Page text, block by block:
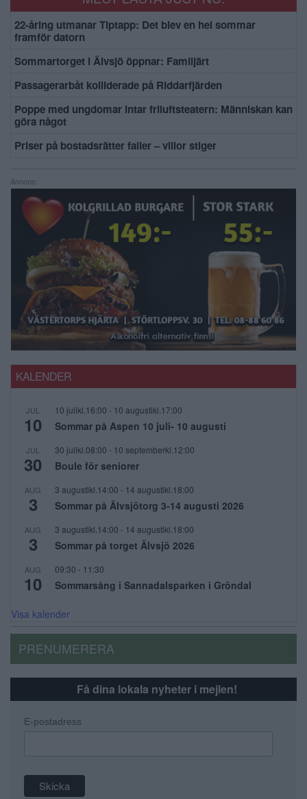
22-åring utmanar Tiptapp: Det blev en hel sommar
framför datorn
Sommartorget i Älvsjö öppnar: Familjärt
Passagerarbåt kolliderade på Riddarfjärden
Poppe med ungdomar intar friluftsteatern: Människan kan
göra något
Priser på bostadsrätter faller – villor stiger
Annons:
KALENDER
JUL
10
10 julikl.16:00 - 10 augustikl.17:00
Sommar på Aspen 10 juli- 10 augusti
JUL
30
30 julikl.08:00 - 10 septemberkl.12:00
Boule för seniorer
AUG
3
3 augustikl.14:00 - 14 augustikl.18:00
Sommar på Älvsjötorg 3-14 augusti 2026
AUG
3
3 augustikl.14:00 - 14 augustikl.18:00
Sommar på torget Älvsjö 2026
AUG
10
09:30 - 11:30
Sommarsång i Sannadalsparken i Gröndal
Visa kalender
PRENUMERERA
Få dina lokala nyheter i mejlen!
E-postadress